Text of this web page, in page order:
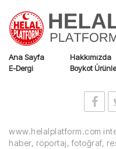
Ana Sayfa Hakkımızda
E-Dergi
Boykot
www.helalplatform.com
haber, röportaj, fotoğraf,